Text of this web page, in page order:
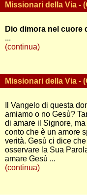
Missionari della Via -
Dio dimora nel cuore
...
(continua)
Missionari della Via -
Il Vangelo di questa
amiamo o no Gesù?
di amare il Signore,
conto che è un amore
verità. Gesù ci dice
osservare la Sua
amare Gesù ...
(continua)